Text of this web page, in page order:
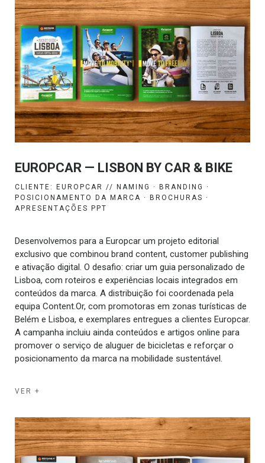
EUROPCAR — LISBON BY CAR & BIKE
CLIENTE: EUROPCAR // NAMING · BRANDING ·
POSICIONAMENTO DA MARCA · BROCHURAS ·
APRESENTAÇÕES PPT
Desenvolvemos para a Europcar um projeto editorial
exclusivo que combinou brand content, customer publishing
e ativação digital. O desafio: criar um guia personalizado de
Lisboa, com roteiros e experiências locais integrados em
conteúdos da marca. A distribuição foi coordenada pela
equipa Content.Or, com promotoras em zonas turísticas de
Belém e Lisboa, e exemplares entregues a clientes Europcar.
A campanha incluiu ainda conteúdos e artigos online para
promover o serviço de aluguer de bicicletas e reforçar o
posicionamento da marca na mobilidade sustentável.
VER +